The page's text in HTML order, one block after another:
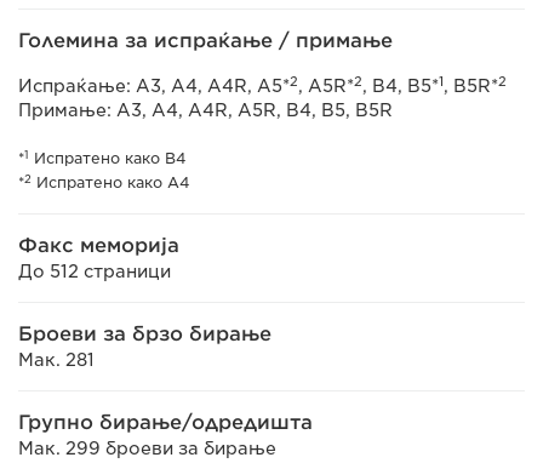
Големина за испраќање / примање
Испраќање: A3, A4, A4R, A5*2, A5R*2, B4, B5*1, B5R*2
Примање: A3, A4, A4R, A5R, B4, B5, B5R
*1 Испратено како B4
*2 Испратено како A4
Факс меморија
До 512 страници
Броеви за брзо бирање
Мак. 281
Групно бирање/одредишта
Мак. 299 броеви за бирање